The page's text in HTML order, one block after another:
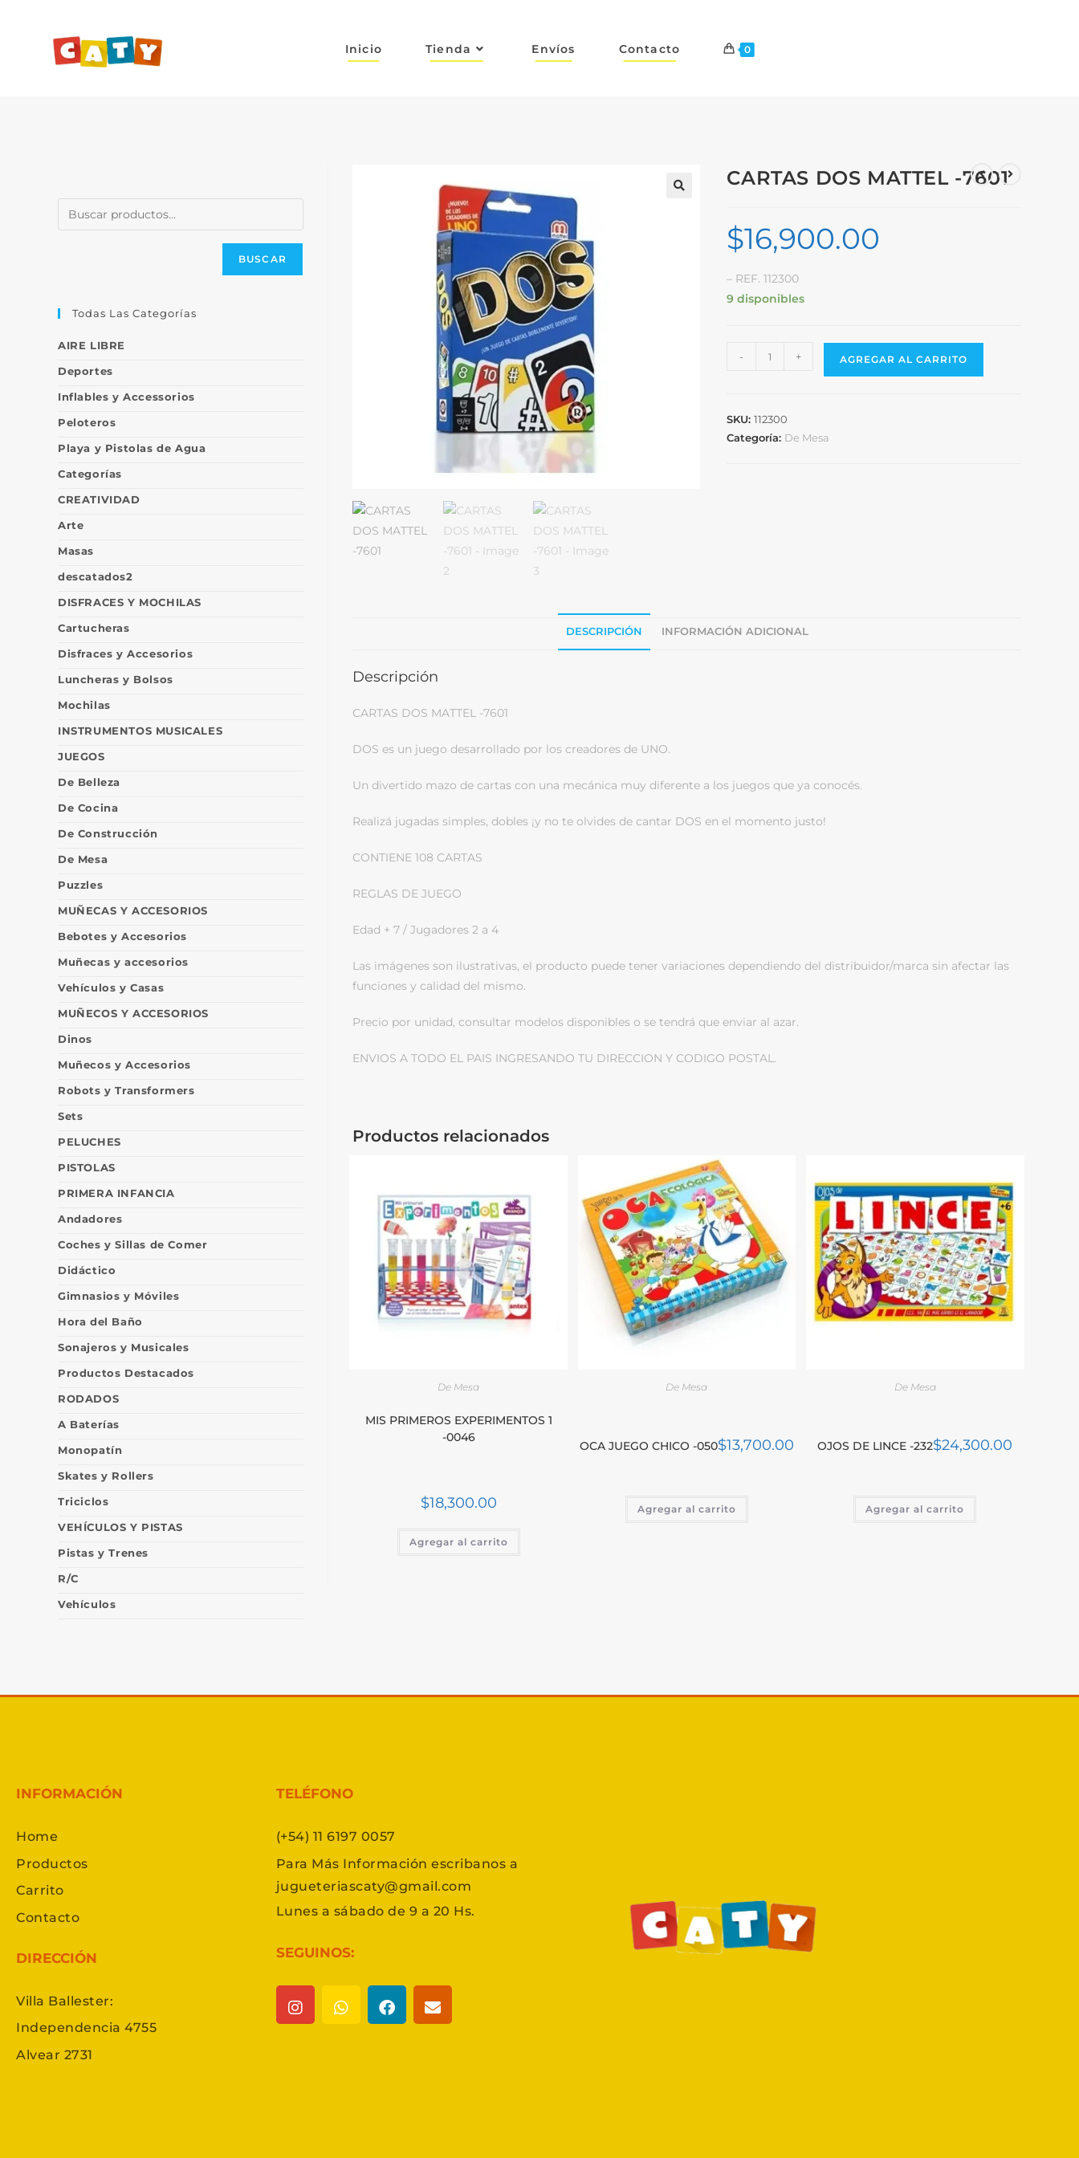
Inicio Tienda Envíos Contacto 0
CARTAS DOS MATTEL -7601
$16,900.00
– REF. 112300
9 disponibles
- + AGREGAR AL CARRITO
SKU:112300
Categoría: De Mesa
DESCRIPCIÓN INFORMACIÓN ADICIONAL
Descripción
CARTAS DOS MATTEL -7601
DOS es un juego desarrollado por los creadores de UNO.
Un divertido mazo de cartas con una mecánica muy diferente a los juegos que ya conocés.
Realizá jugadas simples, dobles ¡y no te olvides de cantar DOS en el momento justo!
CONTIENE 108 CARTAS
REGLAS DE JUEGO
Edad + 7 / Jugadores 2 a 4
Las imágenes son ilustrativas, el producto puede tener variaciones dependiendo del distribuidor/marca sin afectar las
funciones y calidad del mismo.
Precio por unidad, consultar modelos disponibles o se tendrá que enviar al azar.
ENVIOS A TODO EL PAIS INGRESANDO TU DIRECCION Y CODIGO POSTAL.
Productos relacionados
De Mesa
MIS PRIMEROS EXPERIMENTOS 1
-0046
$18,300.00
Agregar al carrito
De Mesa
OCA JUEGO CHICO -050$13,700.00
Agregar al carrito
De Mesa
OJOS DE LINCE -232$24,300.00
Agregar al carrito
BUSCAR
Todas Las Categorías
AIRE LIBRE
Deportes
Inflables y Accessorios
Peloteros
Playa y Pistolas de Agua
Categorías
CREATIVIDAD
Arte
Masas
descatados2
DISFRACES Y MOCHILAS
Cartucheras
Disfraces y Accesorios
Luncheras y Bolsos
Mochilas
INSTRUMENTOS MUSICALES
JUEGOS
De Belleza
De Cocina
De Construcción
De Mesa
Puzzles
MUÑECAS Y ACCESORIOS
Bebotes y Accesorios
Muñecas y accesorios
Vehículos y Casas
MUÑECOS Y ACCESORIOS
Dinos
Muñecos y Accesorios
Robots y Transformers
Sets
PELUCHES
PISTOLAS
PRIMERA INFANCIA
Andadores
Coches y Sillas de Comer
Didáctico
Gimnasios y Móviles
Hora del Baño
Sonajeros y Musicales
Productos Destacados
RODADOS
A Baterías
Monopatín
Skates y Rollers
Triciclos
VEHÍCULOS Y PISTAS
Pistas y Trenes
R/C
Vehículos
INFORMACIÓN
Home
Productos
Carrito
Contacto
DIRECCIÓN
Villa Ballester:
Independencia 4755
Alvear 2731
TELÉFONO
(+54) 11 6197 0057
Para Más Información escribanos a
jugueteriascaty@gmail.com
Lunes a sábado de 9 a 20 Hs.
SEGUINOS: